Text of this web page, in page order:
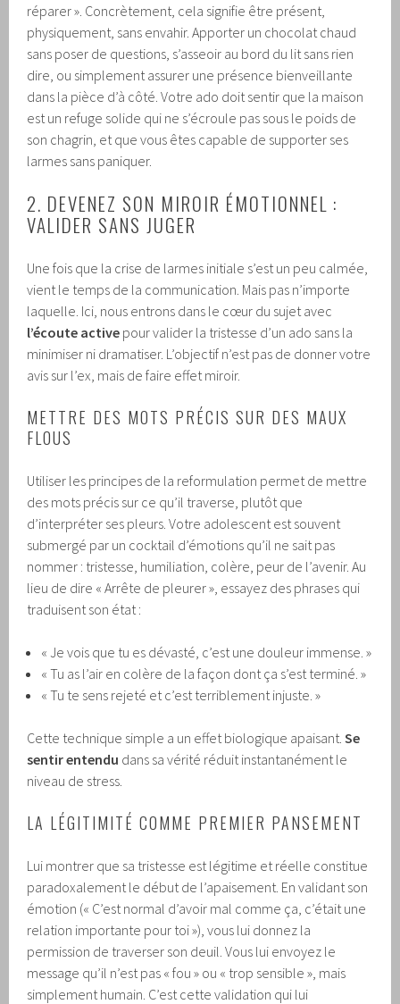
réparer ». Concrètement, cela signifie être présent,
physiquement, sans envahir. Apporter un chocolat chaud
sans poser de questions, s’asseoir au bord du lit sans rien
dire, ou simplement assurer une présence bienveillante
dans la pièce d’à côté. Votre ado doit sentir que la maison
est un refuge solide qui ne s’écroule pas sous le poids de
son chagrin, et que vous êtes capable de supporter ses
larmes sans paniquer.
2. DEVENEZ SON MIROIR ÉMOTIONNEL :
VALIDER SANS JUGER
Une fois que la crise de larmes initiale s’est un peu calmée,
vient le temps de la communication. Mais pas n’importe
laquelle. Ici, nous entrons dans le cœur du sujet avec
l’écoute active pour valider la tristesse d’un ado sans la
minimiser ni dramatiser. L’objectif n’est pas de donner votre
avis sur l’ex, mais de faire effet miroir.
METTRE DES MOTS PRÉCIS SUR DES MAUX
FLOUS
Utiliser les principes de la reformulation permet de mettre
des mots précis sur ce qu’il traverse, plutôt que
d’interpréter ses pleurs. Votre adolescent est souvent
submergé par un cocktail d’émotions qu’il ne sait pas
nommer : tristesse, humiliation, colère, peur de l’avenir. Au
lieu de dire « Arrête de pleurer », essayez des phrases qui
traduisent son état :
« Je vois que tu es dévasté, c’est une douleur immense. »
« Tu as l’air en colère de la façon dont ça s’est terminé. »
« Tu te sens rejeté et c’est terriblement injuste. »
Cette technique simple a un effet biologique apaisant.Se
sentir entendu dans sa vérité réduit instantanément le
niveau de stress.
LA LÉGITIMITÉ COMME PREMIER PANSEMENT
Lui montrer que sa tristesse est légitime et réelle constitue
paradoxalement le début de l’apaisement. En validant son
émotion (« C’est normal d’avoir mal comme ça, c’était une
relation importante pour toi »), vous lui donnez la
permission de traverser son deuil. Vous lui envoyez le
message qu’il n’est pas « fou » ou « trop sensible », mais
simplement humain. C’est cette validation qui lui